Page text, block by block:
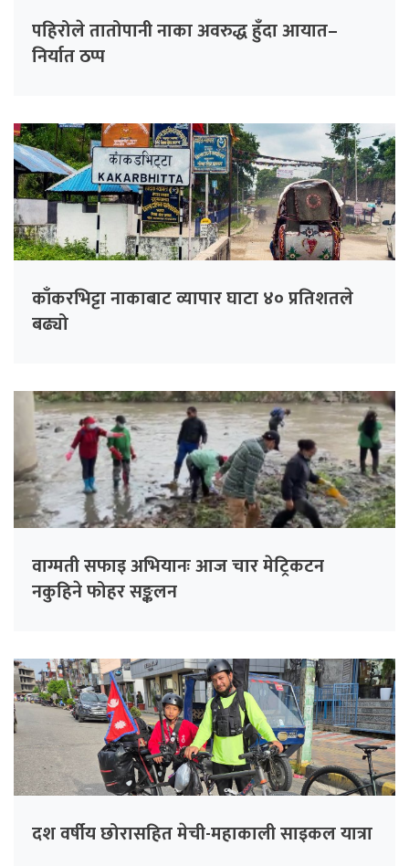
पहिरोले तातोपानी नाका अवरुद्ध हुँदा आयात–
निर्यात ठप्प
काँकरभिट्टा नाकाबाट व्यापार घाटा ४० प्रतिशतले
बढ्यो
वाग्मती सफाइ अभियानः आज चार मेट्रिकटन
नकुहिने फोहर सङ्कलन
दश वर्षीय छोरासहित मेची-महाकाली साइकल यात्रा